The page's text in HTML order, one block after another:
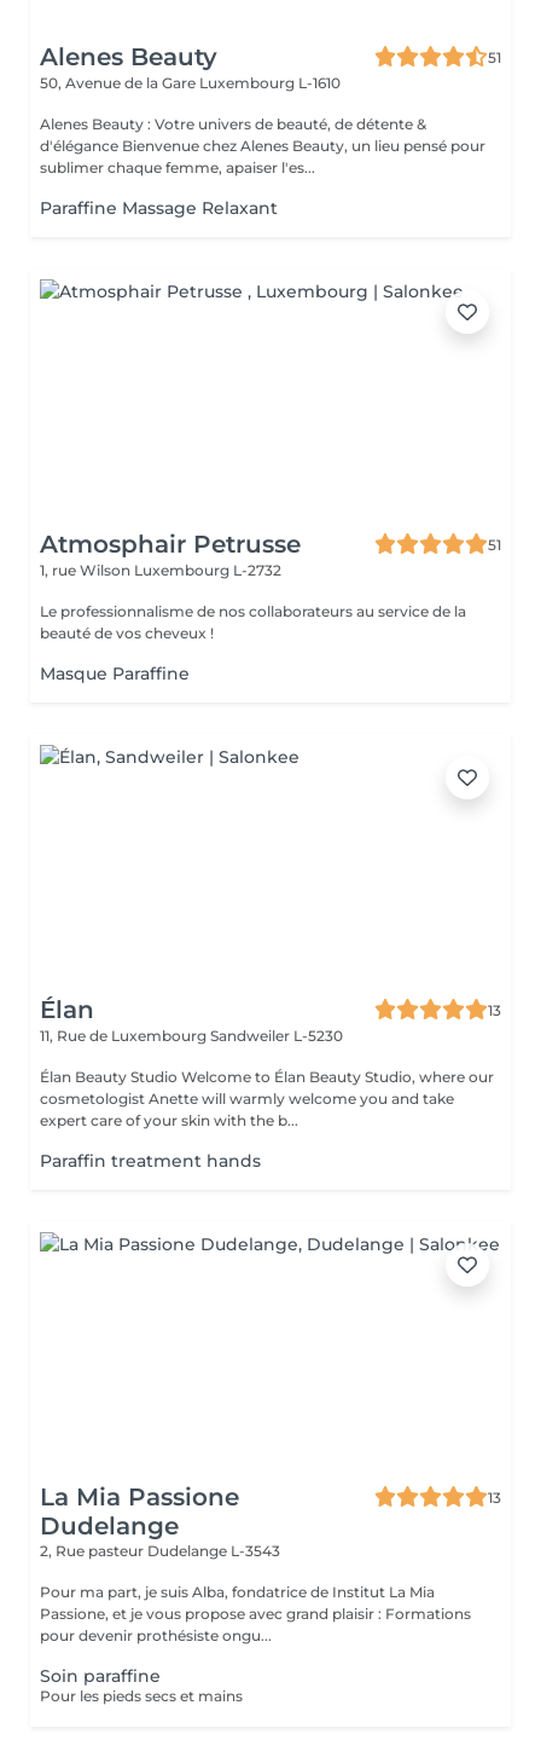
Alenes Beauty
51
50, Avenue de la Gare Luxembourg L-1610
Alenes Beauty : Votre univers de beauté, de détente &
d'élégance Bienvenue chez Alenes Beauty, un lieu pensé pour
sublimer chaque femme, apaiser l'es...
Paraffine Massage Relaxant
Atmosphair Petrusse
51
1, rue Wilson Luxembourg L-2732
Le professionnalisme de nos collaborateurs au service de la
beauté de vos cheveux !
Masque Paraffine
Élan
13
11, Rue de Luxembourg Sandweiler L-5230
Élan Beauty Studio Welcome to Élan Beauty Studio, where our
cosmetologist Anette will warmly welcome you and take
expert care of your skin with the b...
Paraffin treatment hands
La Mia Passione
Dudelange
13
2, Rue pasteur Dudelange L-3543
Pour ma part, je suis Alba, fondatrice de Institut La Mia
Passione, et je vous propose avec grand plaisir : Formations
pour devenir prothésiste ongu...
Soin paraffine
Pour les pieds secs et mains